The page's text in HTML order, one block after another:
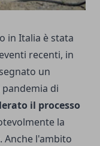
in Italia è stata
recenti, in
un
di
il processo
la
Anche l'ambito